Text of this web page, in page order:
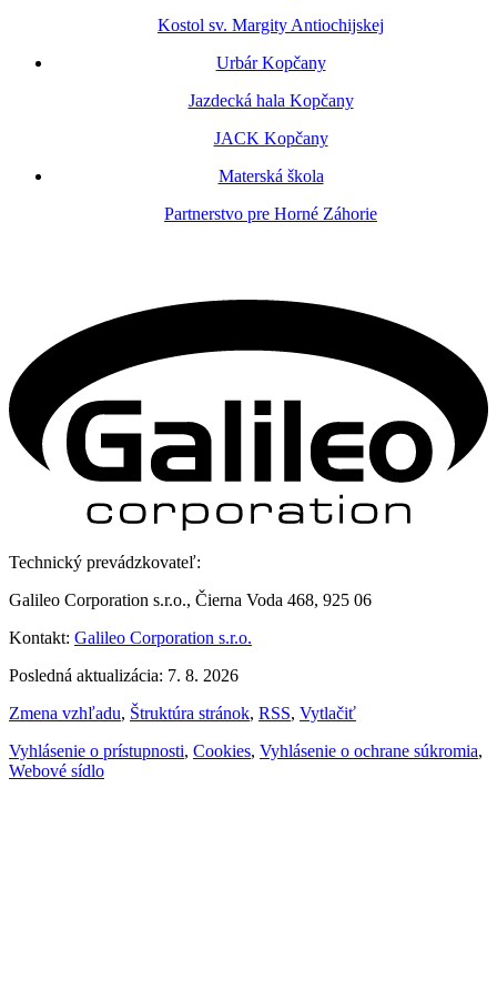
Kostol sv. Margity Antiochijskej
Urbár Kopčany
Jazdecká hala Kopčany
JACK Kopčany
Materská škola
Partnerstvo pre Horné Záhorie
Technický prevádzkovateľ:
Galileo Corporation s.r.o., Čierna Voda 468, 925 06
Kontakt: Galileo Corporation s.r.o.
Posledná aktualizácia: 7. 8. 2026
Zmena vzhľadu, Štruktúra stránok, RSS, Vytlačiť
Vyhlásenie o prístupnosti, Cookies, Vyhlásenie o ochrane súkromia,
Webové sídlo